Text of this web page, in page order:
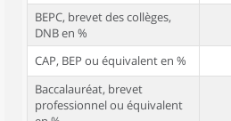
BEPC, brevet des collèges,
DNB en %
CAP, BEP ou équivalent en %
Baccalauréat, brevet
professionnel ou équivalent